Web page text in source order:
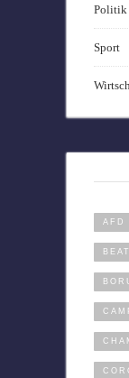
Politik
Sport
AFD